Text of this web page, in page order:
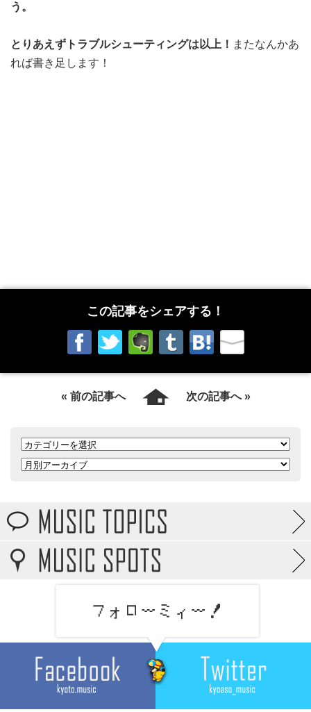
う。
とりあえずトラブルシューティングは以上！ またなんかあ
れば書き足します！
この記事をシェアする！
« 前の記事へ 次の記事へ »